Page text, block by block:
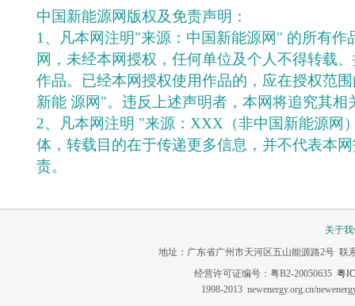
中国新能源网版权及免责声明：
1、凡本网注明"来源：中国新能源网" 的所有作
网，未经本网授权，任何单位及个人不得转载
作品。已经本网授权使用作品的，应在授权范
新能 源网"。违反上述声明者，本网将追究其相
2、凡本网注明 "来源：XXX（非中国新能源网
体，转载目的在于传递更多信息，并不代表本
责。
关于
地址：广东省广州市天河区五山能源路2号 联
经营许可证编号：粤B2-20050635 粤
1998-2013 newenergy.org.cn/